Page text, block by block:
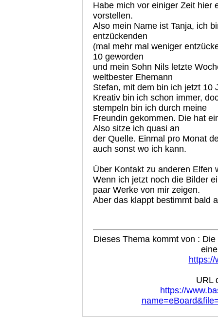
Habe mich vor einiger Zeit hier
vorstellen.
Also mein Name ist Tanja, ich
entzückenden
(mal mehr mal weniger
10 geworden
und mein Sohn Nils letzte
weltbester Ehemann
Stefan, mit dem bin ich jetzt 10
Kreativ bin ich schon immer,
stempeln bin ich durch meine
Freundin gekommen. Die hat
Also sitze ich quasi an
der Quelle. Einmal pro Monat
auch sonst wo ich kann.
Über Kontakt zu anderen Elfen
Wenn ich jetzt noch die Bilder
paar Werke von mir zeigen.
Aber das klappt bestimmt bald
Dieses Thema kommt von :
https://
URL
https://